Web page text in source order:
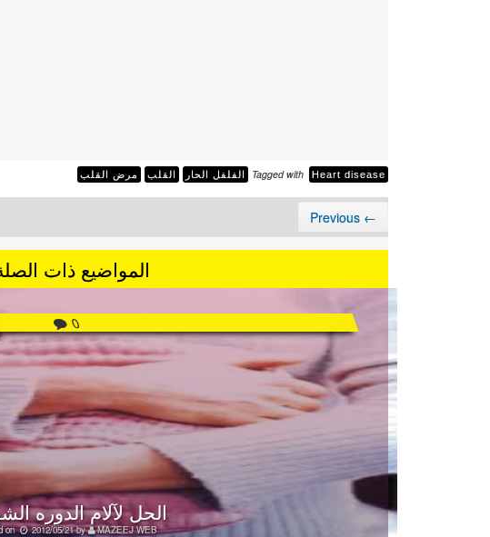
Tagged with Heart disease الفلفل الحار القلب مرض القلب
← Previous
المواضيع ذات
الحل لآلام الدوره
on 2012/05/21by MAZEEJ WEB
0